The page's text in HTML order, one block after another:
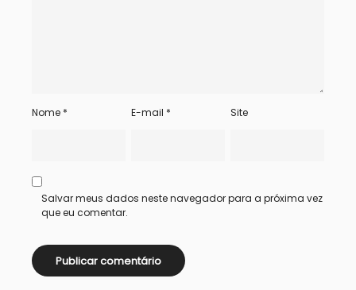
Nome * E-mail * Site
Salvar meus dados neste navegador para a próxima vez
que eu comentar.